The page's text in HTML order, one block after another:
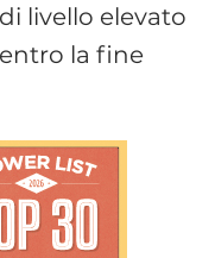
livello elevato
la fine